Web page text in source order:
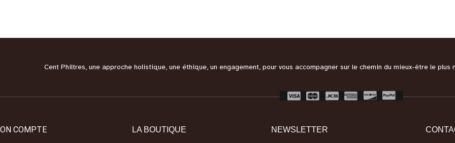
Cent Philtres, une approche holistique, une éthique, un engagement, pour vous accompagner sur le chemin du mieux-être le plus
COMPTE LA BOUTIQUE NEWSLETTER